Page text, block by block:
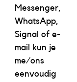
Messenger,
WhatsApp,
Signal of e-
mail kun je
me/ons
eenvoudig